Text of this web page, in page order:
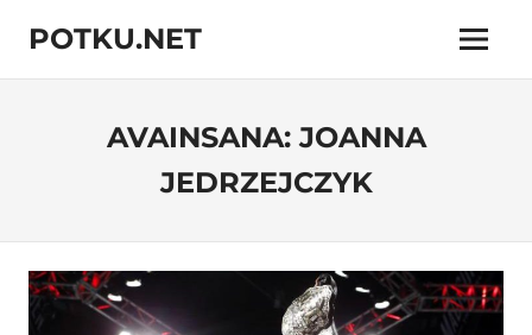
content
POTKU.NET
kamppailulajien
Menu
AVAINSANA:JOANNA
JEDRZEJCZYK